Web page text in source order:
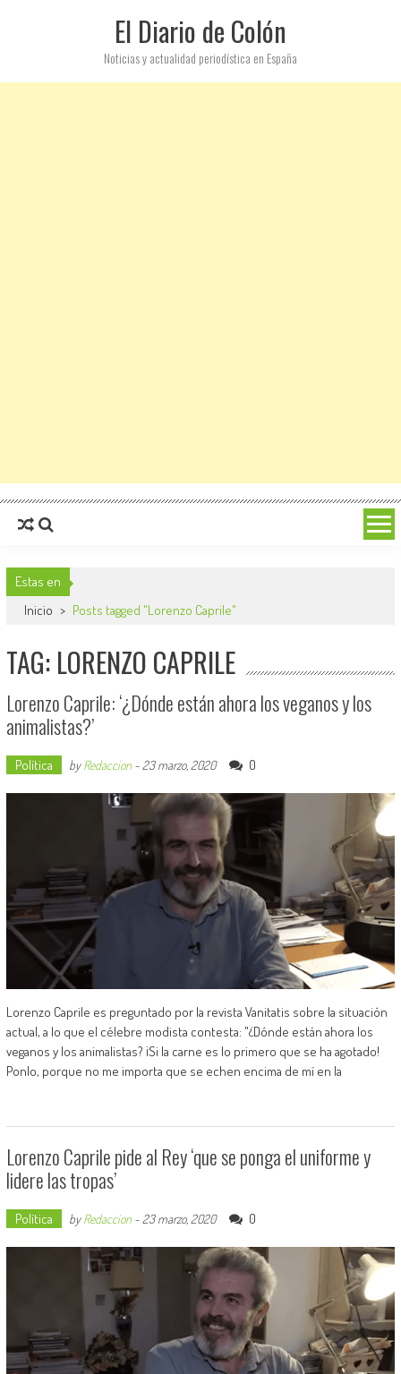
El Diario de Colón
Noticias y actualidad periodística en España
Estas en
Inicio > Posts tagged "Lorenzo Caprile"
TAG: LORENZO CAPRILE
Lorenzo Caprile: ‘¿Dónde están ahora los veganos y los
animalistas?’
Política byRedaccion- 23 marzo, 2020 0
Lorenzo Caprile es preguntado por la revista Vanitatis sobre la situación
actual, a lo que el célebre modista contesta: "¿Dónde están ahora los
veganos y los animalistas? ¡Si la carne es lo primero que se ha agotado!
Ponlo, porque no me importa que se echen encima de mí en la
Lorenzo Caprile pide al Rey ‘que se ponga el uniforme y
lidere las tropas’
Política byRedaccion- 23 marzo, 2020 0